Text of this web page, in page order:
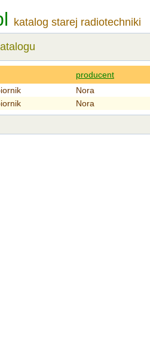
katalog starej radiotechniki
producent
Nora
Nora